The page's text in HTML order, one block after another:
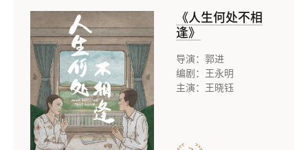
《人生何处不相
逢》
导演：郭进
编剧：王永明
主演：王晓钰